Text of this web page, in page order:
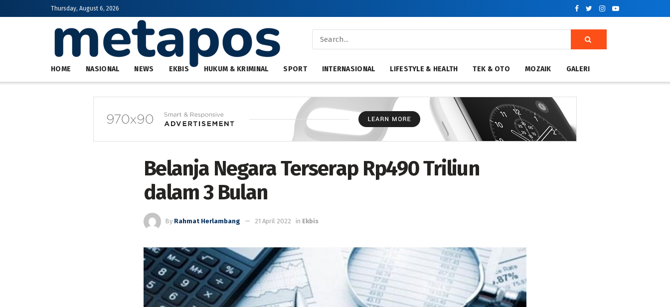
Thursday, August 6, 2026
HOME NASIONAL NEWS EKBIS HUKUM & KRIMINAL SPORT INTERNASIONAL LIFESTYLE & HEALTH TEK & OTO MOZAIK GALERI
Belanja Negara Terserap Rp490 Triliun
dalam 3 Bulan
By Rahmat Herlambang 21 April 2022 in Ekbis